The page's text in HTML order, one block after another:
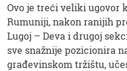
Ovo je treći veliki ugovor
Rumuniji, nakon ranijih
Lugoj – Deva i drugoj
sve snažnije pozicionira
građevinskom tržištu,